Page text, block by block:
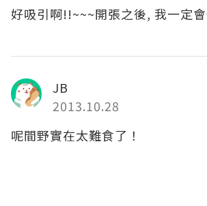
好吸引啊!!~~~開張之後, 我一定
JB
2013.10.28
呢間野實在太難食了！